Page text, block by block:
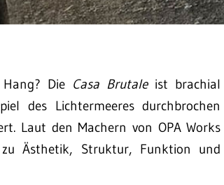
Die Casa Brutaleist brachial
des Lichtermeeres durchbrochen
Laut den Machern von OPA Works
Ästhetik, Struktur, Funktion und